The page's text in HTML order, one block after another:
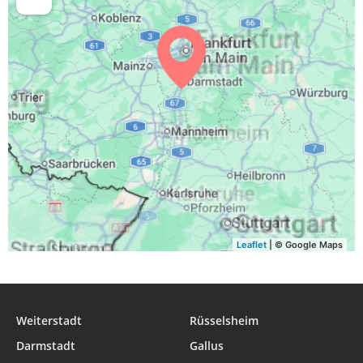
30, So 04:37 06:38 13:26 17:11 20:14 22:06
31, Mo 04:39 06:39 13:26 17:10 20:12 22:04
Leaflet | © Google Maps
Weiterstadt
Rüsselsheim
Darmstadt
Gallus